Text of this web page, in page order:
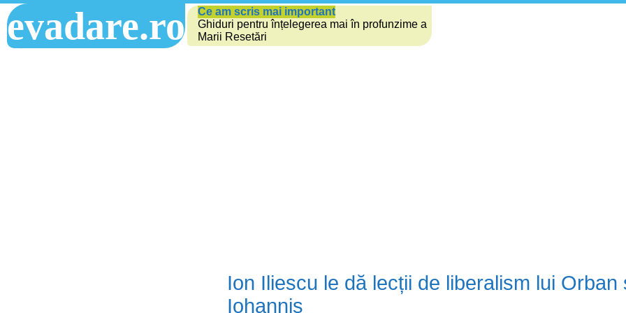
evadare.ro
Ce am scris mai important
Ghiduri pentru înțelegerea mai în profunzime a
Marii Resetări
Ion Iliescu le dă lecții de liberalism lui Orban
Iohannis